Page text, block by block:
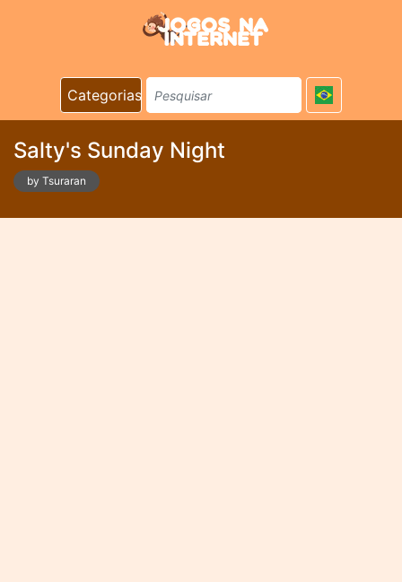
Categorias
Salty's Sunday Night
by Tsuraran